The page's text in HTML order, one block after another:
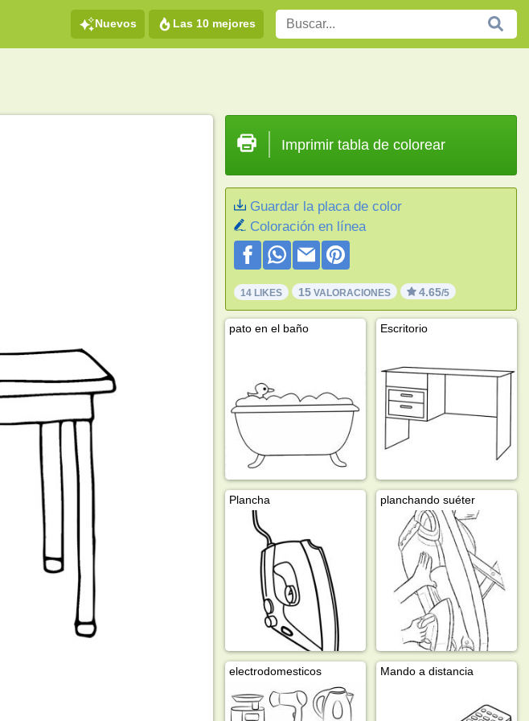
Nuevos Las 10 mejores
Imprimir tabla de colorear
Guardar la placa de color
Coloración en línea
14 LIKES 15VALORACIONES 4.65/5
pato en el baño Escritorio
Plancha planchando suéter
electrodomesticos Mando a distancia